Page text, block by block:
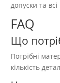
допуски та
FAQ
Що
Потрібні
кількість